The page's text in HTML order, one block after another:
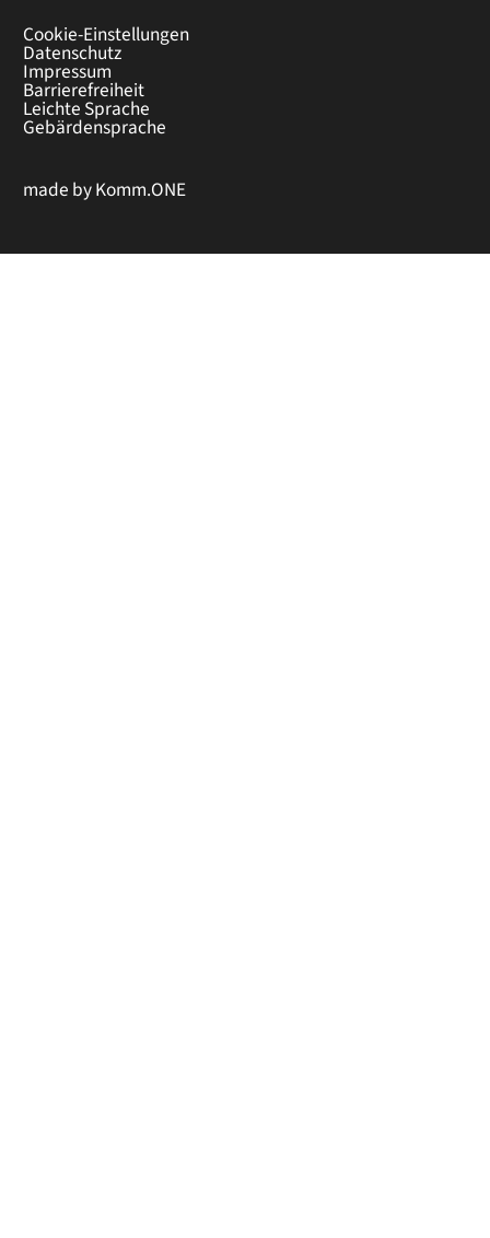
Cookie-Einstellungen
Datenschutz
Impressum
Barrierefreiheit
Leichte Sprache
Gebärdensprache
made byKomm.ONE